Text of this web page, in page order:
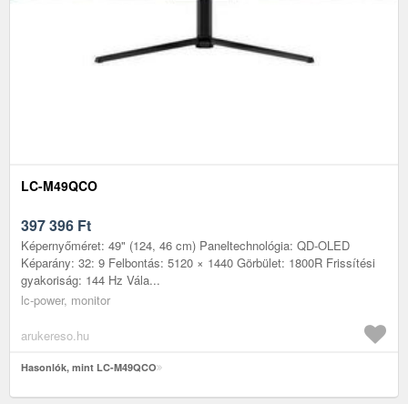
LC-M49QCO
397 396 Ft
Képernyőméret: 49" (124, 46 cm) Paneltechnológia: QD‑OLED
Képarány: 32: 9 Felbontás: 5120 × 1440 Görbület: 1800R Frissítési
gyakoriság: 144 Hz Vála...
lc-power, monitor
arukereso.hu
Hasonlók, mint LC-M49QCO